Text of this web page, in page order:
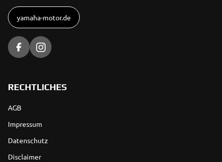
yamaha-motor.de
RECHTLICHES
AGB
Impressum
Datenschutz
Disclaimer